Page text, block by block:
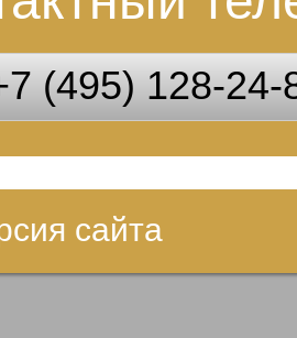
(495) 128-24-
сайта